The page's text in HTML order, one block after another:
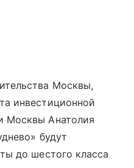
Москвы,
инвестиционной
Москвы Анатолия
будут
до шестого класса